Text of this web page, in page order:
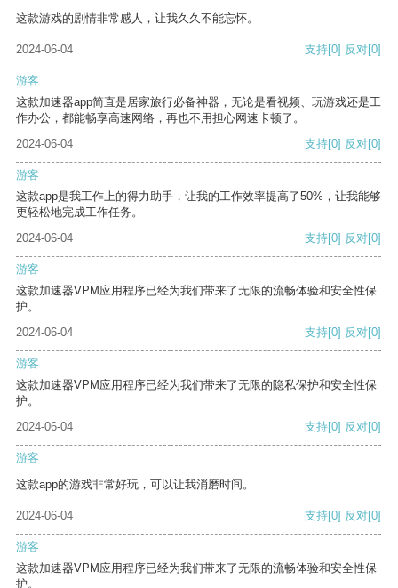
这款游戏的剧情非常感人，让我久久不能忘怀。
2024-06-04 支持[0] 反对[0]
游客
这款加速器app简直是居家旅行必备神器，无论是看视频、玩游戏还是工
作办公，都能畅享高速网络，再也不用担心网速卡顿了。
2024-06-04
支持[0] 反对[0]
游客
这款app是我工作上的得力助手，让我的工作效率提高了50%，让我能够
更轻松地完成工作任务。
2024-06-04
支持[0] 反对[0]
游客
这款加速器VPM应用程序已经为我们带来了无限的流畅体验和安全性保
护。
2024-06-04
支持[0] 反对[0]
游客
这款加速器VPM应用程序已经为我们带来了无限的隐私保护和安全性保
护。
2024-06-04
支持[0] 反对[0]
游客
这款app的游戏非常好玩，可以让我消磨时间。
2024-06-04 支持[0] 反对[0]
游客
这款加速器VPM应用程序已经为我们带来了无限的流畅体验和安全性保
护。